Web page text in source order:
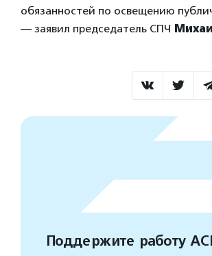
обязанностей по освещению
— заявил председатель СПЧ
Поддержите работу